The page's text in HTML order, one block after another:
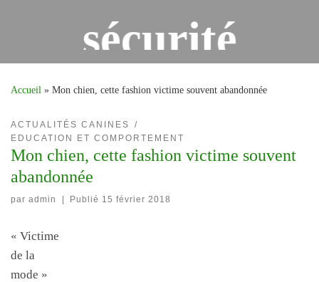
sécurité
Entretenir ses liens sociaux et
apporter de la dépense
physique, mentale
DÉCOUVREZ LA BALADE ÉDUCATIVE
Mon chien,
une fashion
Accueil » Mon chien, cette fashion victime souvent abandonnée
ACTUALITÉS CANINES
EDUCATION ET COMPORTEMENT
Mon chien, cette fashion victime souvent
abandonnée
par admin | Publié 15 février 2018
« Victime
de la
mode »